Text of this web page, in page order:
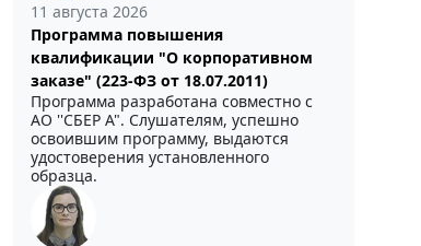
11 августа 2026
Программа повышения
квалификации "О корпоративном
заказе" (223-ФЗ от 18.07.2011)
Программа разработана совместно с
АО ''СБЕР А". Слушателям, успешно
освоившим программу, выдаются
удостоверения установленного
образца.